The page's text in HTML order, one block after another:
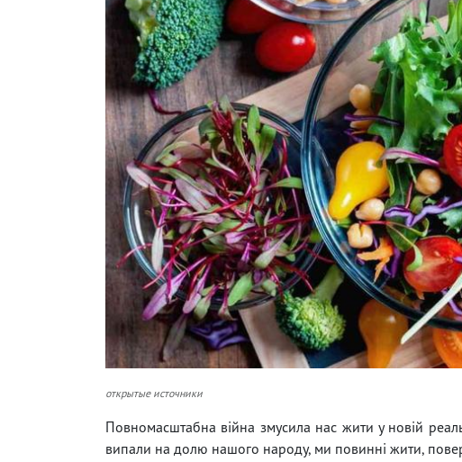
открытые источники
Повномасштабна війна змусила нас жити у новій
випали на долю нашого народу, ми повинні жити,